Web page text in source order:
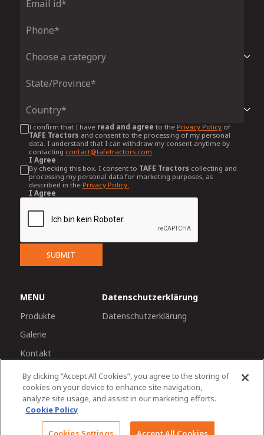
I confirm that I have read and agree to the Privacy Policyof
TAFE Tractors and consent to the processing of my personal
data. I understand that I can withdraw my consent anytime by
contacting contact@tafetractors.com
I Agree
By checking this box, I consent to TAFE Tractors collecting and
processing my personal data for marketing purposes, as
described in the Privacy Policy.
I Agree
SUBMIT
MENU
Produkte
Galerie
Kontakt
Datenschutzerklärung
Datenschutzerklärung
By clicking “Accept All Cookies”, you agree to the storing of
cookies on your device to enhance site navigation,
analyze site usage, and assist in our marketing efforts.
Cookie Policy